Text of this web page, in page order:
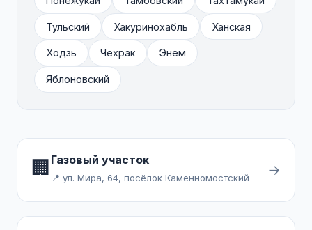
Тульский Хакуринохабль Ханская
Ходзь Чехрак Энем
Яблоновский
🏢 Газовый участок
📍 ул. Мира, 64, посёлок Каменномостский →